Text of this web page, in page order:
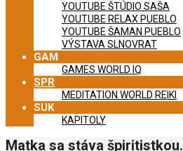
YOUTUBE ŠTÚDIO SAŠA
YOUTUBE RELAX PUEBLO
YOUTUBE ŠAMAN PUEBLO
VÝSTAVA SLNOVRAT
GAM
GAMES WORLD IQ
SPR
MEDITATION WORLD REIKI
SUK
KAPITOLY
Matka sa stáva špiritistkou.